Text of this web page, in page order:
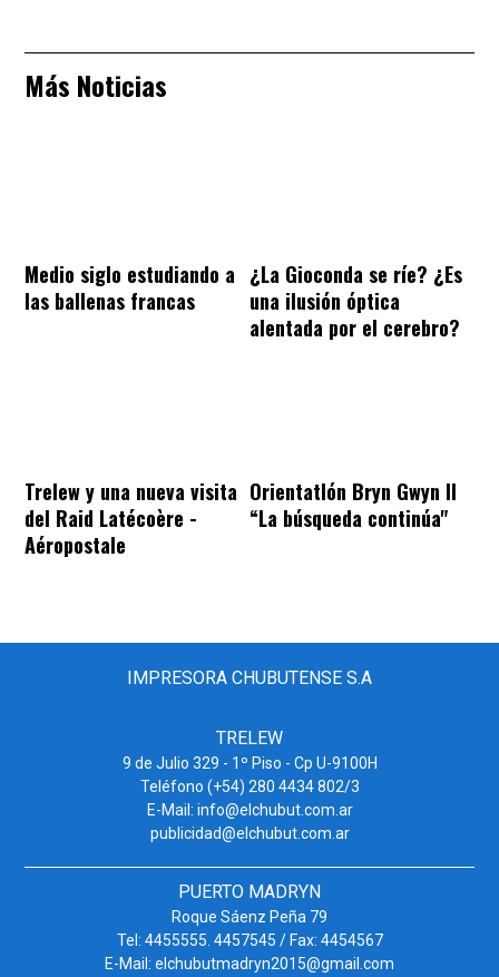
Más Noticias
Medio siglo estudiando a
las ballenas francas
¿La Gioconda se ríe? ¿Es
una ilusión óptica
alentada por el cerebro?
Trelew y una nueva visita
del Raid Latécoère -
Aéropostale
Orientatlón Bryn Gwyn II
“La búsqueda continúa"
IMPRESORA CHUBUTENSE S.A
TRELEW
9 de Julio 329 - 1º Piso - Cp U-9100H
Teléfono (+54) 280 4434 802/3
E-Mail: info@elchubut.com.ar
publicidad@elchubut.com.ar
PUERTO MADRYN
Roque Sáenz Peña 79
Tel: 4455555. 4457545 / Fax: 4454567
E-Mail: elchubutmadryn2015@gmail.com